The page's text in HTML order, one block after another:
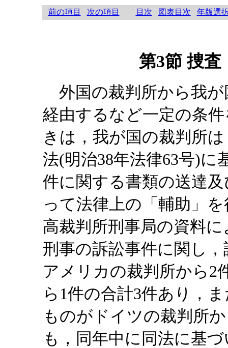
前の項目 次の項目 目次 図表目次 年版選
第3節 捜査
外国の裁判所から我が
経由するなど一定の条
きは，我が国の裁判所
法(明治38年法律63号)に
件に関する書類の送達
って法律上の「輔助」
高裁判所刑事局の資料
刑事の訴訟事件に関し
アメリカの裁判所から2
ら1件の合計3件あり，
ものがドイツの裁判所
も，同年中に同法に基